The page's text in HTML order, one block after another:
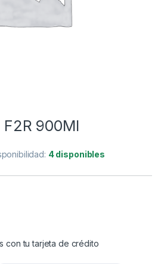
F2R 900Ml
4 disponibles
con tu tarjeta de crédito